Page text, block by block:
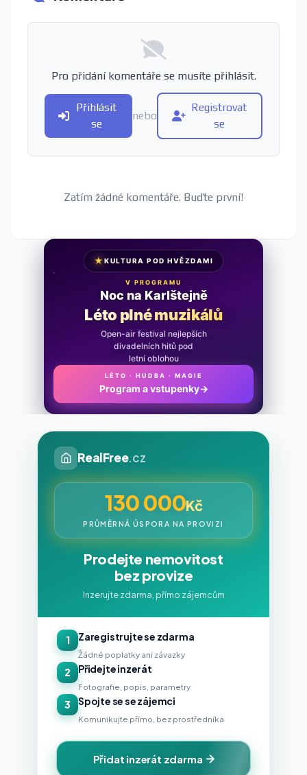
Pro přidání komentáře se musíte přihlásit.
Přihlásit
se
nebo
Registrovat
se
Zatím žádné komentáře. Buďte první!
★KULTURA POD HVĚZDAMI
V PROGRAMU
Cena za něžnost
Léto plné muzikálů
Open-air festival nejlepších
divadelních hitů pod
letní oblohou
LÉTO · HUDBA · MAGIE
Program a vstupenky→
RealFree.cz
130 000Kč
PRŮMĚRNÁ ÚSPORA NA PROVIZI
Prodejte nemovitost
bez provize
Inzerujte zdarma, přímo zájemcům
1 Zaregistrujte se zdarma
Žádné poplatky ani závazky
2 Přidejte inzerát
Fotografie, popis, parametry
3 Spojte se se zájemci
Komunikujte přímo, bez prostředníka
Přidat inzerát zdarma